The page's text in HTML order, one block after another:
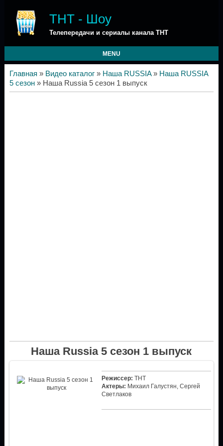
ТНТ - Шоу
Телепередачи и сериалы канала ТНТ
MENU
Главная » Видео каталог» Наша RUSSIA» Наша RUSSIA
5 сезон» Наша Russia 5 сезон 1 выпуск
Наша Russia 5 сезон 1 выпуск
Режиссер: ТНТ
Актеры: Михаил Галустян, Сергей
Светлаков